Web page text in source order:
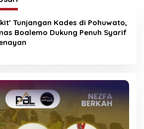
Tunjangan Kades di Pohuwato,
Boalemo Dukung Penuh Syarif